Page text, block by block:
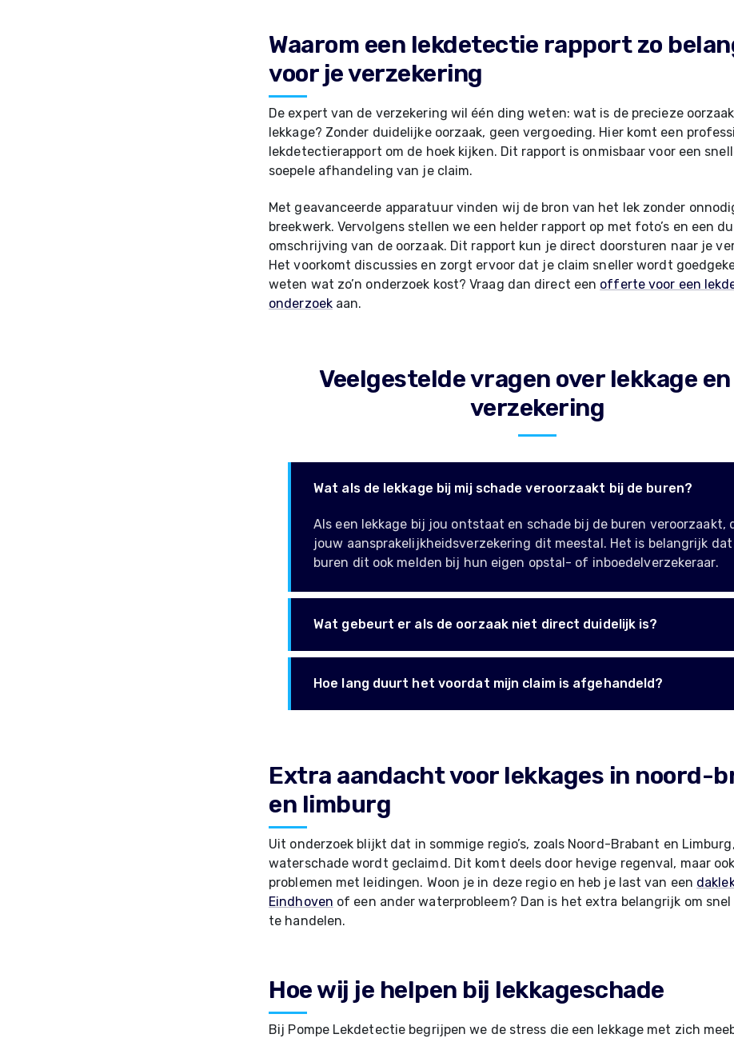
Waarom een lekdetectie rapport zo
voor je verzekering
De expert van de verzekering wil één ding weten: wat is de precieze
lekkage? Zonder duidelijke oorzaak, geen vergoeding. Hier komt een
lekdetectierapport om de hoek kijken. Dit rapport is onmisbaar voor een
soepele afhandeling van je claim.
Met geavanceerde apparatuur vinden wij de bron van het lek zonder
breekwerk. Vervolgens stellen we een helder rapport op met foto’s en een
omschrijving van de oorzaak. Dit rapport kun je direct doorsturen naar je
Het voorkomt discussies en zorgt ervoor dat je claim sneller wordt
weten wat zo’n onderzoek kost? Vraag dan direct een offerte voor een
onderzoekaan.
Veelgestelde vragen over lekkage
verzekering
Wat als de lekkage bij mij schade veroorzaakt bij de buren?
Als een lekkage bij jou ontstaat en schade bij de buren veroorzaakt,
jouw aansprakelijkheidsverzekering dit meestal. Het is belangrijk
buren dit ook melden bij hun eigen opstal- of inboedelverzekeraar.
Wat gebeurt er als de oorzaak niet direct duidelijk is?
Hoe lang duurt het voordat mijn claim is afgehandeld?
Extra aandacht voor lekkages in noord-
en limburg
Uit onderzoek blijkt dat in sommige regio’s, zoals Noord-Brabant en
waterschade wordt geclaimd. Dit komt deels door hevige regenval, maar
problemen met leidingen. Woon je in deze regio en heb je last van een
Eindhoven of een ander waterprobleem? Dan is het extra belangrijk om
te handelen.
Hoe wij je helpen bij lekkageschade
Bij Pompe Lekdetectie begrijpen we de stress die een lekkage met zich